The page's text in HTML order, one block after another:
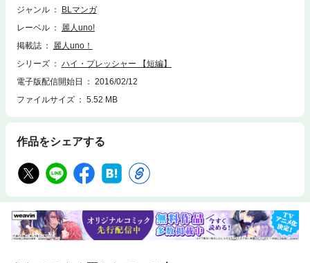
ジャンル
BLマンガ
レーベル
麗人uno!
掲載誌
麗人uno！
シリーズ
ハイ・プレッシャー 【短編】
電子版配信開始日
2016/02/12
ファイルサイズ
5.52 MB
作品をシェアする